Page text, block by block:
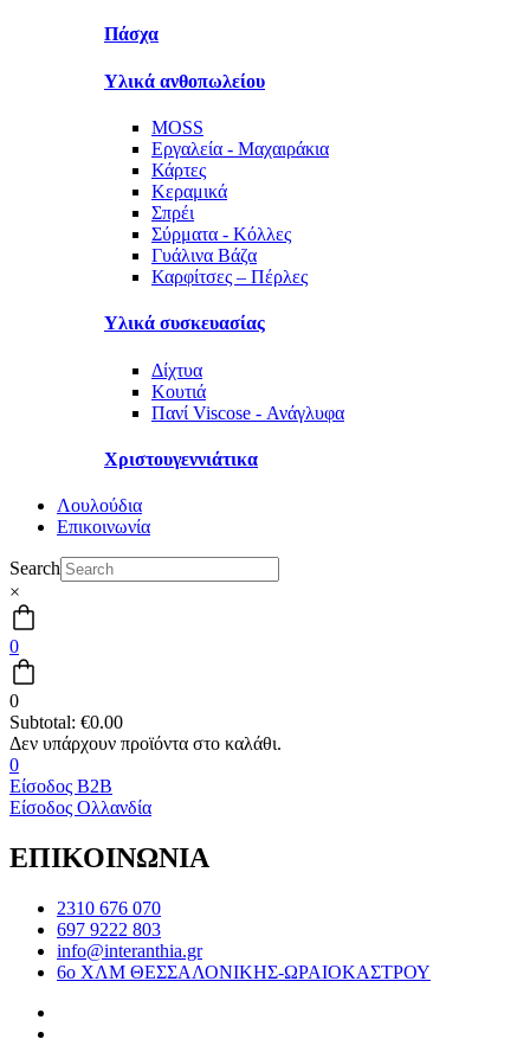
Πάσχα
Υλικά ανθοπωλείου
MOSS
Εργαλεία - Μαχαιράκια
Κάρτες
Κεραμικά
Σπρέι
Σύρματα - Κόλλες
Γυάλινα Βάζα
Καρφίτσες – Πέρλες
Υλικά συσκευασίας
Δίχτυα
Κουτιά
Πανί Viscose - Ανάγλυφα
Χριστουγεννιάτικα
Λουλούδια
Επικοινωνία
Search
×
0
0
Subtotal: €0.00
0
Είσοδος B2B
Είσοδος Ολλανδία
ΕΠΙΚΟΙΝΩΝΙΑ
2310 676 070
697 9222 803
info@interanthia.gr
6ο ΧΛΜ ΘΕΣΣΑΛΟΝΙΚΗΣ-ΩΡΑΙΟΚΑΣΤΡΟΥ